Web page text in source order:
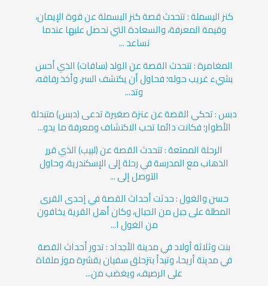
كنز البسملة : تتحدث قصة كنز البسملة عن قوة الإيمان،
وقيمة المعرفة، والسعادة التي نحصل عليها عندما
نساعد ...
المغامرة : تتحدث القصة عن الولد (سافات) الذي أحس
بشيء غريب حوله؛ فحاول أن يكتشف السر، وأخذ رفاقه،
وتد...
دبس : تحكي القصة عن عنزة صغيرة تدعى (دبس) متبدلة
الأطوار؛ فكانت دائما تحب الاكتشاف ومعرفة ما يدو...
الرحلة الممتعة : تتحدث القصة عن (لبيب) الذي قرر
الذهاب مع المدرسة في رحلة إلى الإسكندرية، وحاول
التوصل إلى ...
حسن والغول : حدثت أحداث القصة في إحدى القرى
المطلة على جبل من الجبال، وكان أهل القرية يخافون
من الغول ا...
بنت وثلاثة أولاد في مدينة الأجداد : تدور أحداث القصة
في مدينة أريحا، وتبدأ بتزحلق سفيان بقشرة موز ملقاة
على الرصيف، ويغضب من...